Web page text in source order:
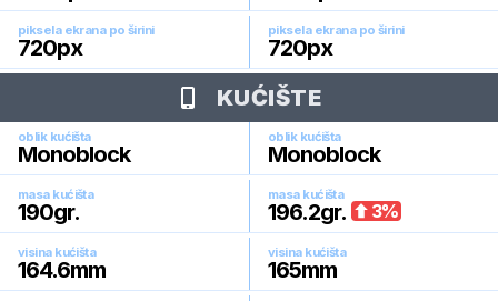
piksela ekrana po širini
720px
piksela ekrana po širini
720px
KUĆIŠTE
oblik kućišta
Monoblock
oblik kućišta
Monoblock
masa kućišta
190gr.
masa kućišta
196.2gr. 3%
visina kućišta
164.6mm
visina kućišta
165mm